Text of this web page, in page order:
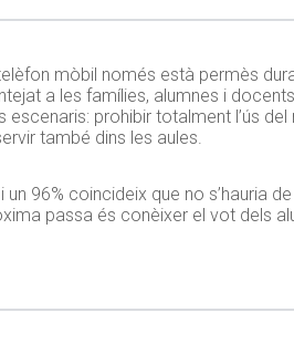
telèfon mòbil només està permès
a les famílies, alumnes i
prohibir totalment l’ús
també dins les aules.
96% coincideix que no s’hauria
passa és conèixer el vot dels